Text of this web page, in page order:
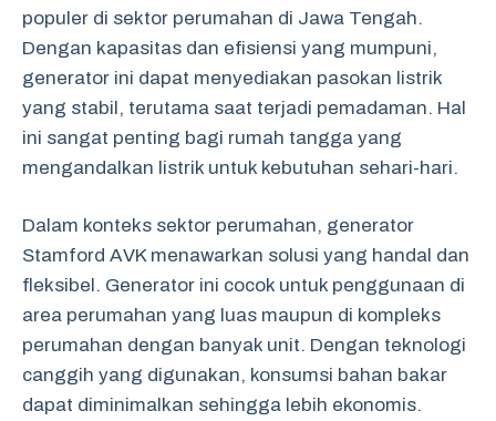
populer di sektor perumahan di Jawa Tengah.
Dengan kapasitas dan efisiensi yang mumpuni,
generator ini dapat menyediakan pasokan listrik
yang stabil, terutama saat terjadi pemadaman. Hal
ini sangat penting bagi rumah tangga yang
mengandalkan listrik untuk kebutuhan sehari-hari.
Dalam konteks sektor perumahan, generator
Stamford AVK menawarkan solusi yang handal dan
fleksibel. Generator ini cocok untuk penggunaan di
area perumahan yang luas maupun di kompleks
perumahan dengan banyak unit. Dengan teknologi
canggih yang digunakan, konsumsi bahan bakar
dapat diminimalkan sehingga lebih ekonomis.